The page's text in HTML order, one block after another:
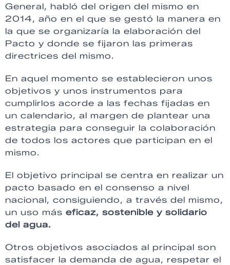
General, habló del origen del mismo en
2014, año en el que se gestó la manera en
la que se organizaría la elaboración del
Pacto y donde se fijaron las primeras
directrices del mismo.
En aquel momento se establecieron unos
objetivos y unos instrumentos para
cumplirlos acorde a las fechas fijadas en
un calendario, al margen de plantear una
estrategia para conseguir la colaboración
de todos los actores que participan en el
mismo.
El objetivo principal se centra en realizar un
pacto basado en el consenso a nivel
nacional, consiguiendo, a través del mismo,
un uso más eficaz, sostenible y solidario
del agua.
Otros objetivos asociados al principal son
satisfacer la demanda de agua, respetar el